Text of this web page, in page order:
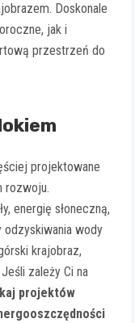
Doskonale
jak i
przestrzeń do
projektowane
rozwoju.
energię słoneczną,
odzyskiwania wody
krajobraz,
zależy Ci na
projektów